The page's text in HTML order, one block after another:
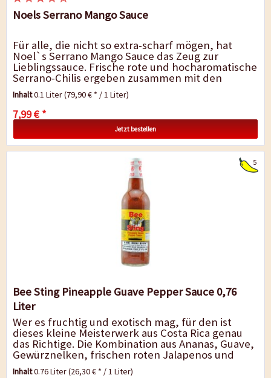
Noels Serrano Mango Sauce
Für alle, die nicht so extra-scharf mögen, hat
Noel`s Serrano Mango Sauce das Zeug zur
Lieblingssauce. Frische rote und hocharomatische
Serrano-Chilis ergeben zusammen mit den
exotischen Fruchtaromen der Mango NICHT...
Inhalt0.1 Liter(79,90 € * / 1 Liter)
7,99 € *
Jetzt bestellen
5
Bee Sting Pineapple Guave Pepper Sauce 0,76
Liter
Wer es fruchtig und exotisch mag, für den ist
dieses kleine Meisterwerk aus Costa Rica genau
das Richtige. Die Kombination aus Ananas, Guave,
Gewürznelken, frischen roten Jalapenos und
einem Spritzer Regenwald-Honig ist...
Inhalt0.76 Liter(26,30 € * / 1 Liter)